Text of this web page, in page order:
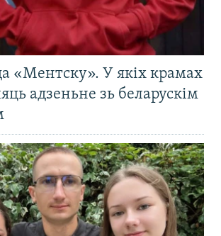
«Ментску». У якіх крамах
адзеньне зь беларускім